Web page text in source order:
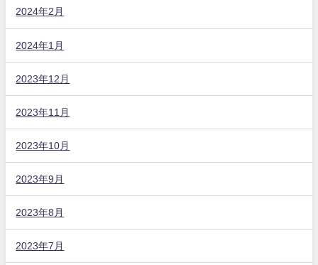
2024年2月
2024年1月
2023年12月
2023年11月
2023年10月
2023年9月
2023年8月
2023年7月